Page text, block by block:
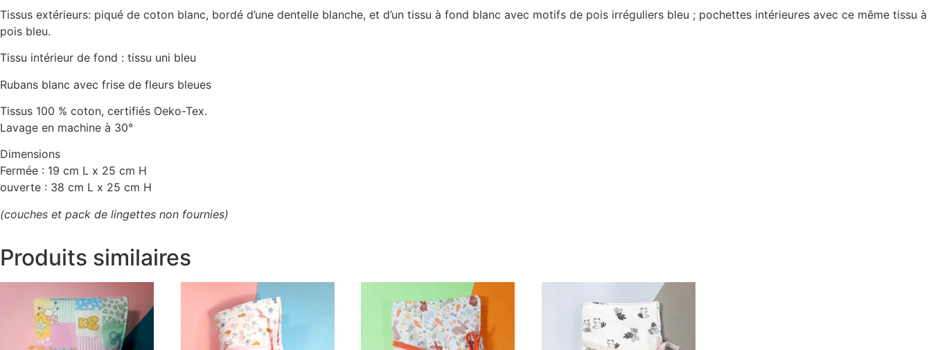
Tissus extérieurs: piqué de coton blanc, bordé d’une dentelle blanche, et d’un tissu à fond blanc avec motifs de pois irréguliers bleu ; pochettes intérieures avec ce même tissu à
pois bleu.
Tissu intérieur de fond : tissu uni bleu
Rubans blanc avec frise de fleurs bleues
Tissus 100 % coton, certifiés Oeko-Tex.
Lavage en machine à 30°
Dimensions
Fermée : 19 cm L x 25 cm H
ouverte : 38 cm L x 25 cm H
(couches et pack de lingettes non fournies)
Produits similaires